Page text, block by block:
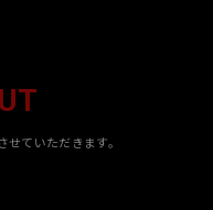
ていただきます。